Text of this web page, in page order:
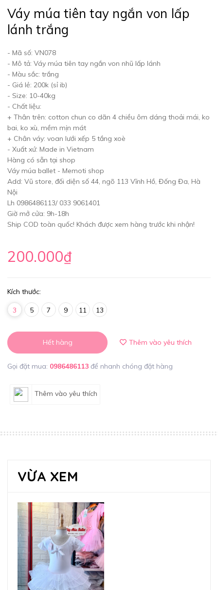
Váy múa tiên tay ngắn von lấp
lánh trắng
- Mã số: VN078
- Mô tả: Váy múa tiên tay ngắn von nhũ lấp lánh
- Màu sắc: trắng
- Giá lẻ: 200k (sỉ ib)
- Size: 10-40kg
- Chất liệu:
+ Thân trên: cotton chun co dãn 4 chiều ôm dáng thoải mái, ko
bai, ko xù, mềm mịn mát
+ Chân váy: voan lưới xếp 5 tầng xoè
- Xuất xứ: Made in Vietnam
Hàng có sẵn tại shop
Váy múa ballet - Memoti shop
Add: Vũ store, đối diện số 44, ngõ 113 Vĩnh Hồ, Đống Đa, Hà
Nội
Lh 0986486113/ 033 9061401
Giờ mở cửa: 9h-18h
Ship COD toàn quốc! Khách được xem hàng trước khi nhận!
200.000₫
Kích thước:
3 5 7 9 11 13
Hết hàng Thêm vào yêu thích
Gọi đặt mua: 0986486113 để nhanh chóng đặt hàng
Thêm vào yêu thích
VỪA XEM